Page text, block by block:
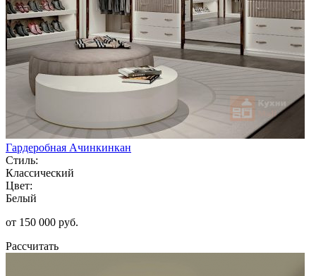
Гардеробная Ачинкинкан
Стиль:
Классический
Цвет:
Белый
от 150 000 руб.
Рассчитать